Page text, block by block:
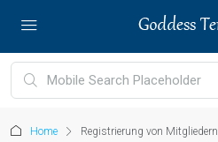
Home Registrierung von